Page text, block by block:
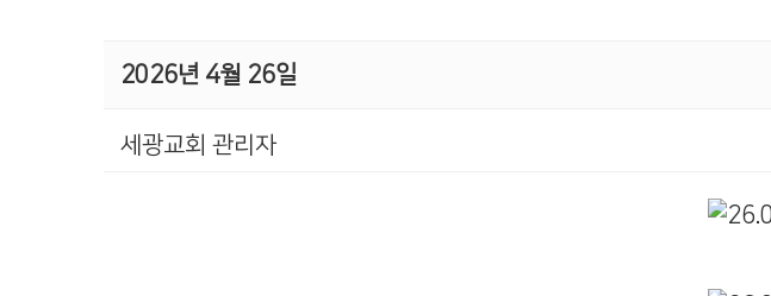
2026년 4월 26일
세광교회 관리자